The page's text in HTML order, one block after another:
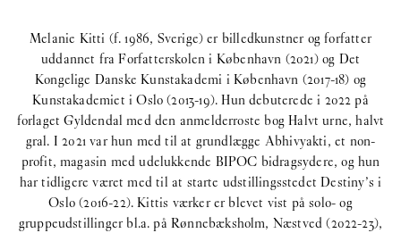
Melanie Kitti (f. 1986, Sverige) er billedkunstner og forfatter
uddannet fra Forfatterskolen i København (2021) og Det
Kongelige Danske Kunstakademi i København (2017-18) og
Kunstakademiet i Oslo (2013-19). Hun debuterede i 2022 på
forlaget Gyldendal med den anmelderroste bog Halvt urne, halvt
gral. I 2021 var hun med til at grundlægge Abhivyakti, et non-
profit, magasin med udelukkende BIPOC bidragsydere, og hun
har tidligere været med til at starte udstillingsstedet Destiny’s i
Oslo (2016-22). Kittis værker er blevet vist på solo- og
gruppeudstillinger bl.a. på Rønnebæksholm, Næstved (2022-23),